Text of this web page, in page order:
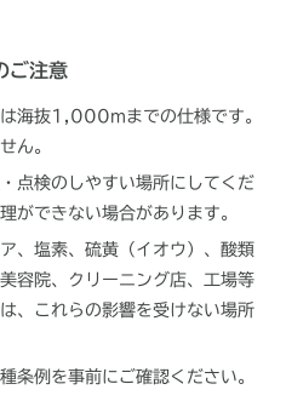
ご注意
海抜1,000mまでの仕様です。
ん。
点検のしやすい場所にしてくだ
ができない場合があります。
、塩素、硫黄（イオウ）、酸類
容院、クリーニング店、工場等
、これらの影響を受けない場所
条例を事前にご確認ください。